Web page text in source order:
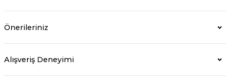
Önerileriniz
Alışveriş Deneyimi